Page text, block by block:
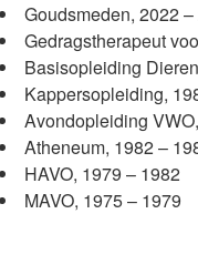
Goudsmeden, 2022
Gedragstherapeut
Basisopleiding
Kappersopleiding,
Avondopleiding
Atheneum, 1982 –
HAVO, 1979 – 1982
MAVO, 1975 – 1979